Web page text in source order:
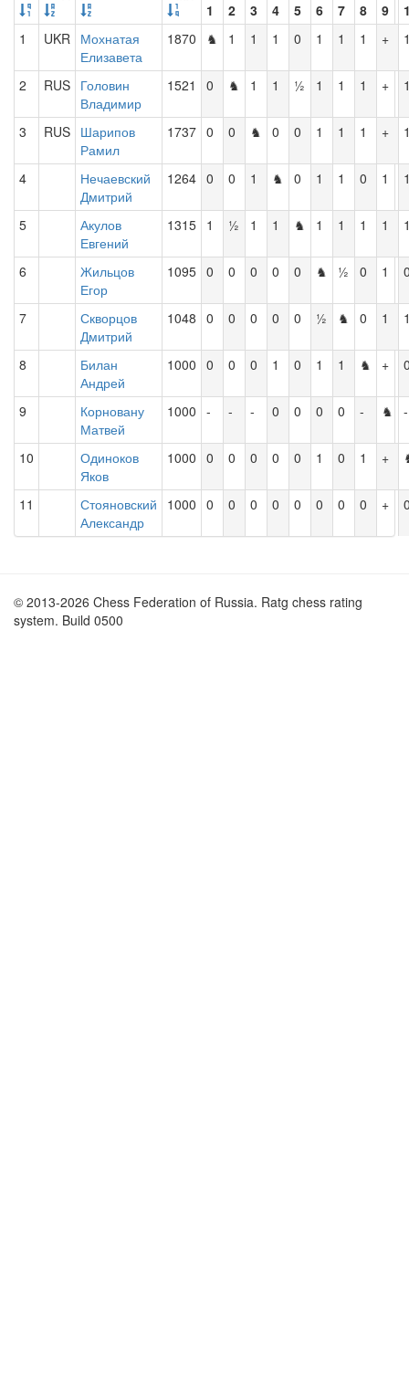
1 2 3 4 5 6 7 8 9
1
UKR Мохнатая
Елизавета
1870 ♞ 1 1 1 0 1 1 1 +
2 RUS Головин
Владимир
1521 0 ♞ 1 1 ½ 1 1 1 +
3 RUS Шарипов
Рамил
1737 0 0 ♞ 0 0 1 1 1 +
4
Нечаевский
Дмитрий
1264 0 0 1 ♞ 0 1 1 0 1
5
Акулов
Евгений
1315 1 ½ 1 1 ♞ 1 1 1 1
6
Жильцов
Егор
1095 0 0 0 0 0 ♞ ½ 0 1
7
Скворцов
Дмитрий
1048 0 0 0 0 0 ½ ♞ 0 1
8
Билан
Андрей
1000 0 0 0 1 0 1 1 ♞ +
9
Корновану
Матвей
1000 - - - 0 0 0 0 - ♞ -
10
Одиноков
Яков
1000 0 0 0 0 0 1 0 1 +
11
Стояновский
Александр
1000 0 0 0 0 0 0 0 0 +
© 2013-2026 Chess Federation of Russia. Ratg chess rating
system. Build 0500